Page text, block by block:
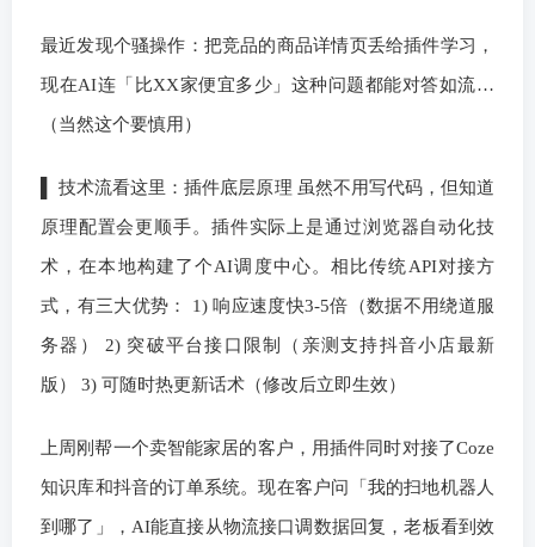
最近发现个骚操作：把竞品的商品详情页丢给插件学习，
现在AI连「比XX家便宜多少」这种问题都能对答如流…
（当然这个要慎用）
▌ 技术流看这里：插件底层原理 虽然不用写代码，但知道
原理配置会更顺手。插件实际上是通过浏览器自动化技
术，在本地构建了个AI调度中心。相比传统API对接方
式，有三大优势： 1) 响应速度快3-5倍（数据不用绕道服
务器） 2) 突破平台接口限制（亲测支持抖音小店最新
版） 3) 可随时热更新话术（修改后立即生效）
上周刚帮一个卖智能家居的客户，用插件同时对接了Coze
知识库和抖音的订单系统。现在客户问「我的扫地机器人
到哪了」，AI能直接从物流接口调数据回复，老板看到效